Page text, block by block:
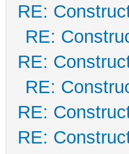
RE:
RE:
RE:
RE:
RE:
RE: